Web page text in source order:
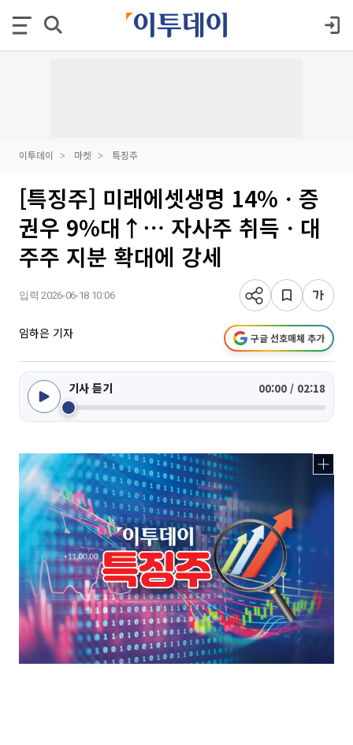
이투데이 마켓 특징주
[특징주] 미래에셋생명 14%ㆍ증
권우 9%대↑⋯ 자사주 취득ㆍ대
주주 지분 확대에 강세
입력 2026-06-18 10:06
임하은 기자 구글 선호매체 추가
기사 듣기 00:00 / 02:18